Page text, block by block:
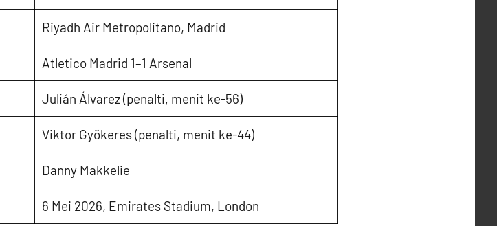
Riyadh Air Metropolitano, Madrid
Atletico Madrid 1–1 Arsenal
Julián Álvarez (penalti, menit ke-56)
Viktor Gyökeres (penalti, menit ke-44)
Danny Makkelie
6 Mei 2026, Emirates Stadium, London